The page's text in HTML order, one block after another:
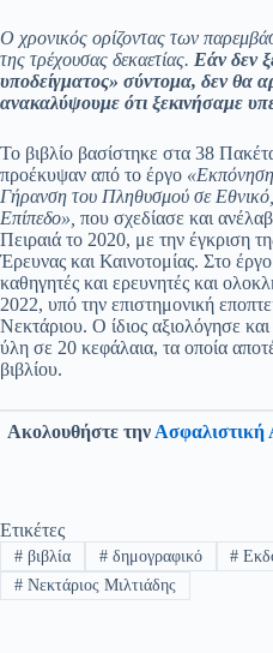
Ο χρονικός ορίζοντας των
της τρέχουσας δεκαετίας. Εάν δεν
υποδείγματος» σύντομα, δεν θα
ανακαλύψουμε ότι ξεκινήσαμε
Το βιβλίο βασίστηκε στα 38
προέκυψαν από το έργο «Εκπόνηση
Γήρανση του Πληθυσμού σε
Επίπεδο», που σχεδίασε και
Πειραιά το 2020, με την έγκριση
Έρευνας και Καινοτομίας. Στο
καθηγητές και ερευνητές και
2022, υπό την επιστημονική
Νεκτάριου. Ο ίδιος αξιολόγησε
ύλη σε 20 κεφάλαια, τα οποία
βιβλίου.
Ακολουθήστε την Ασφαλιστική
Ετικέτες
#βιβλία #δημογραφικό #
#Νεκτάριος Μιλτιάδης